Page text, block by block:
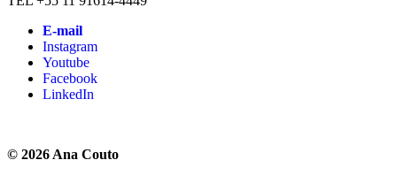
E-mail
Instagram
Youtube
Facebook
LinkedIn
© 2026 Ana Couto